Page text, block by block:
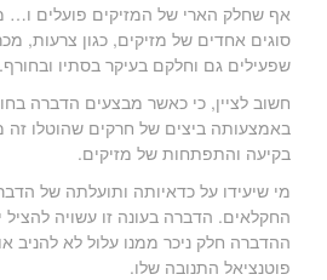
אף שחלק הארי של המזיקים פועלים ו…
סוגים אחדים של מזיקים, כגון צרעות,
שפעילים גם וחלקם בעיקר בסתיו ובחורף.
חשוב לציין, כי כאשר מבצעים הדברה
באמצעותה ביצים של חרקים שהוטלו זה
בקיעה והתפתחות של מזיקים.
מי שיעידו על כדאיותה ותועלתה של
החקלאים. הדברה בעונה זו עשויה
ההדברה חלק ניכר ממנו עלול לא להניב
פוטנציאל התנובה שלו.